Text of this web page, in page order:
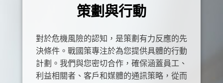
策劃與行動
對於危機風險的認知，是策劃有力反應的先
決條件。戰國策專注於為您提供具體的行動
計劃。我們與您密切合作，確保涵蓋員工、
利益相關者、客戶和媒體的通訊策略，從而